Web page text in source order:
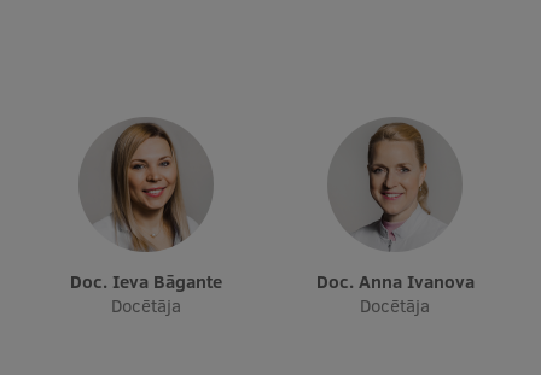
Struktūra
Vēsture un tradīcijas
Identitāte
Doc. Ieva Bāgante
Docētāja
Doc. Anna Ivanova
Docētāja